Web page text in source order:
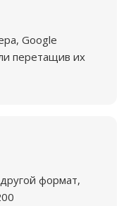
Google
перетащив их
формат,